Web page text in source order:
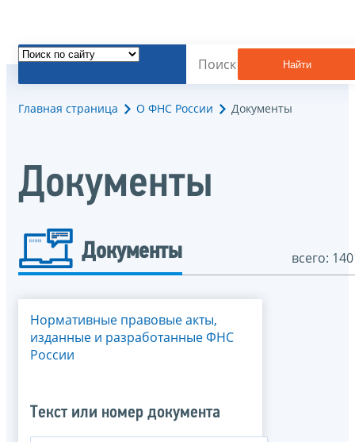
Найти
Главная страница О ФНС России Документы
Документы
Документы всего:
Нормативные правовые акты,
изданные и разработанные ФНС
России
Текст или номер документа